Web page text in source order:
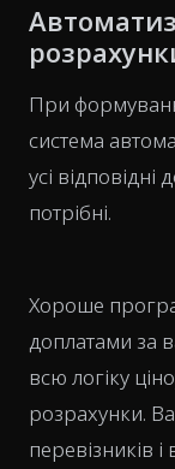
При
система
усі
потрібні.
Хороше
доплатами за
всю логіку
розрахунки.
перевізників